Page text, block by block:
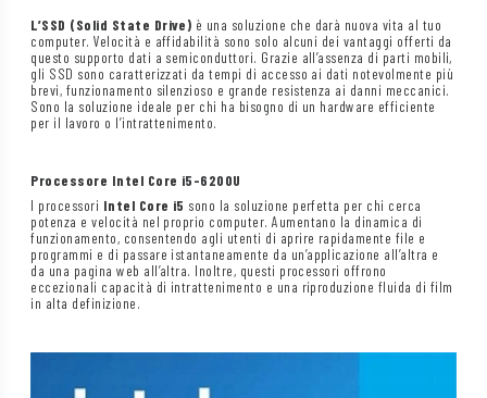
L’SSD (Solid State Drive) è una soluzione che darà nuova vita al tuo
computer. Velocità e affidabilità sono solo alcuni dei vantaggi offerti da
questo supporto dati a semiconduttori. Grazie all’assenza di parti mobili,
gli SSD sono caratterizzati da tempi di accesso ai dati notevolmente più
brevi, funzionamento silenzioso e grande resistenza ai danni meccanici.
Sono la soluzione ideale per chi ha bisogno di un hardware efficiente
per il lavoro o l’intrattenimento.
Processore Intel Core i5-6200U
I processori Intel Core i5 sono la soluzione perfetta per chi cerca
potenza e velocità nel proprio computer. Aumentano la dinamica di
funzionamento, consentendo agli utenti di aprire rapidamente file e
programmi e di passare istantaneamente da un’applicazione all’altra e
da una pagina web all’altra. Inoltre, questi processori offrono
eccezionali capacità di intrattenimento e una riproduzione fluida di film
in alta definizione.